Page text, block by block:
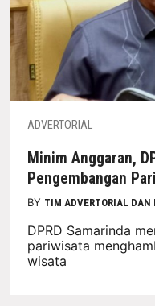
ADVERTORIAL
Minim Anggaran,
Pengembangan
BY TIM ADVERTORIAL DAN
DPRD Samarinda
pariwisata
wisata